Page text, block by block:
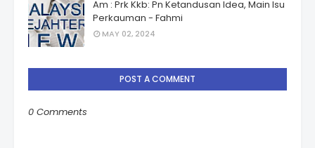
Am : Prk Kkb: Pn Ketandusan Idea, Main Isu
Perkauman - Fahmi
MAY 02, 2024
POST A COMMENT
0 Comments